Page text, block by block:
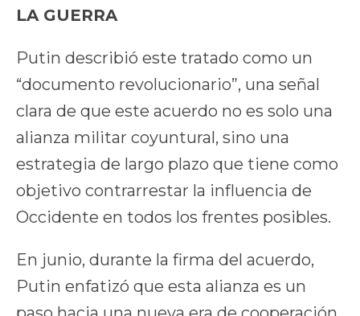
LA GUERRA
Putin describió este tratado como un
“documento revolucionario”, una señal
clara de que este acuerdo no es solo una
alianza militar coyuntural, sino una
estrategia de largo plazo que tiene como
objetivo contrarrestar la influencia de
Occidente en todos los frentes posibles.
En junio, durante la firma del acuerdo,
Putin enfatizó que esta alianza es un